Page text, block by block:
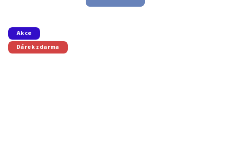
Akce
Dárek zdarma